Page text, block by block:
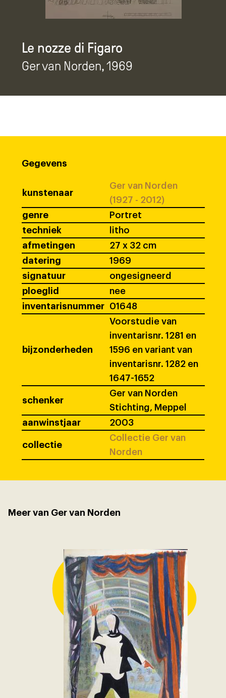
Le nozze di Figaro
Ger van Norden, 1969
Gegevens
kunstenaar
Ger van Norden
(1927 - 2012)
genre
Portret
techniek
litho
afmetingen
27 x 32 cm
datering
1969
signatuur
ongesigneerd
ploeglid
nee
inventarisnummer
01648
bijzonderheden
Voorstudie van
inventarisnr. 1281 en
1596 en variant van
inventarisnr. 1282 en
1647-1652
schenker
Ger van Norden
Stichting, Meppel
aanwinstjaar
2003
collectie
Collectie Ger van
Norden
Meer van Ger van Norden